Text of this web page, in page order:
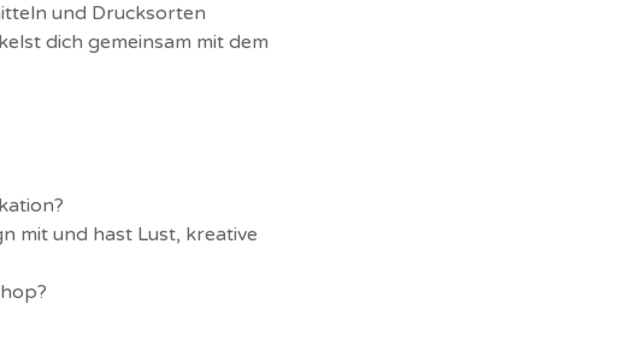
und Drucksorten
dich gemeinsam mit dem
mit und hast Lust, kreative